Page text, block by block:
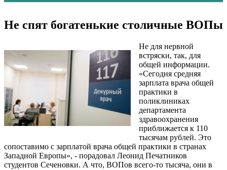
Не спят богатенькие столичные ВОПы
Не для нервной
встряски, так, для
общей информации.
«Сегодня средняя
зарплата врача общей
практики в
поликлиниках
департамента
здравоохранения
приближается к 110
тысячам рублей. Это
сопоставимо с зарплатой врача общей практики в странах
Западной Европы», - порадовал Леонид Печатников
студентов Сеченовки. А что, ВОПов всего-то тысяча, они в